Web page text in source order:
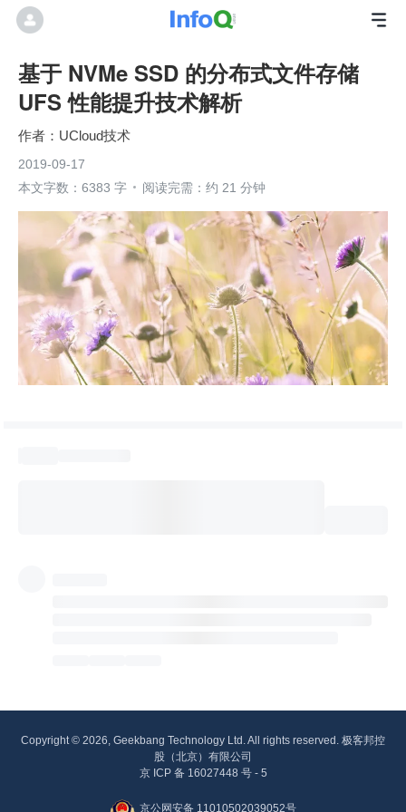
基于 NVMe SSD 的分布式文件存储
UFS 性能提升技术解析
UCloud技术
2019-09-17
本文字数：6383 字
阅读完需：约 21 分钟
Copyright © 2026, Geekbang Technology Ltd. All rights reserved. 极客邦控
股（北京）有限公司
京 ICP 备 16027448 号 - 5
京公网安备 11010502039052号